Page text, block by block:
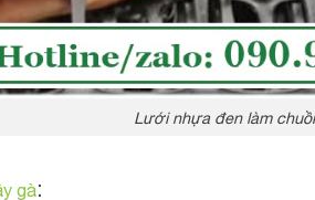
Lưới nhựa đen làm
gà: